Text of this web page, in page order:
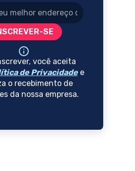
e-mail
SE
você aceita
de Privacidadee
o recebimento de
da nossa empresa.